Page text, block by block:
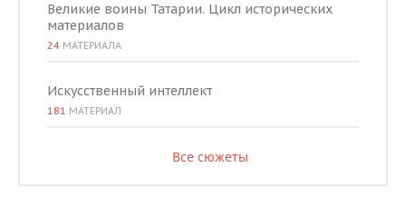
Великие воины Татарии. Цикл исторических
материалов
24 МАТЕРИАЛА
Искусственный интеллект
181 МАТЕРИАЛ
Все сюжеты